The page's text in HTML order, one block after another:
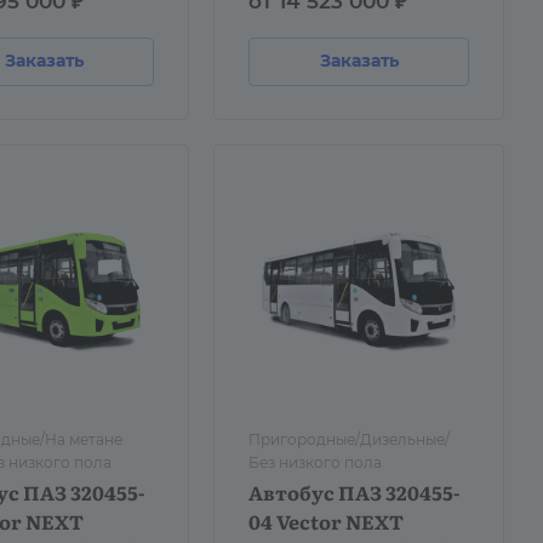
Заказать Заказать
На метане
низкого пола
ПАЗ 320455-
NEXT
Пригородные/Дизельные/
Без низкого пола
Автобус ПАЗ 320455-
04 Vector NEXT